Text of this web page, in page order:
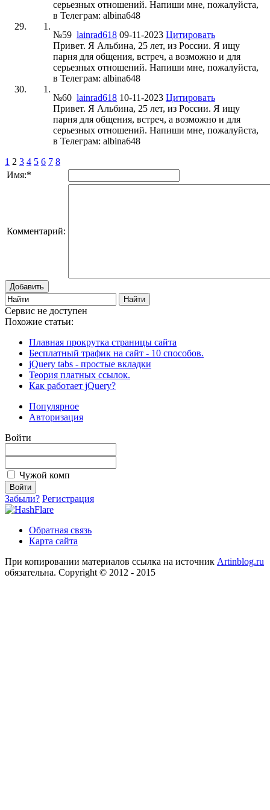
серьезных отношений. Напиши мне, пожалуйста,
в Телеграм: albina648
№59 lainrad618 09-11-2023 Цитировать
Привет. Я Альбина, 25 лет, из России. Я ищу
парня для общения, встреч, а возможно и для
серьезных отношений. Напиши мне, пожалуйста,
в Телеграм: albina648
№60 lainrad618 10-11-2023 Цитировать
Привет. Я Альбина, 25 лет, из России. Я ищу
парня для общения, встреч, а возможно и для
серьезных отношений. Напиши мне, пожалуйста,
в Телеграм: albina648
1 2 3 4 5 6 7 8
Имя:*
Комментарий:
Добавить
Сервис не доступен
Похожие статьи:
Плавная прокрутка страницы сайта
Бесплатный трафик на сайт - 10 способов.
jQuery tabs - простые вкладки
Теория платных ссылок.
Как работает jQuery?
Популярное
Авторизация
Войти
Чужой комп
Забыли? Регистрация
Обратная связь
Карта сайта
При копировании материалов ссылка на источник Artinblog.ru
обязательна. Copyright © 2012 - 2015